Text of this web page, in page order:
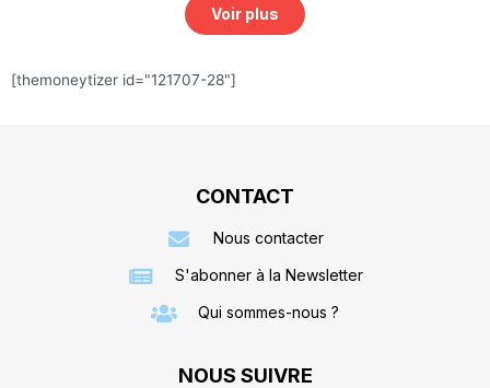
Voir plus
[themoneytizer id="121707-28"]
CONTACT
Nous contacter
S'abonner à la Newsletter
Qui sommes-nous ?
NOUS SUIVRE